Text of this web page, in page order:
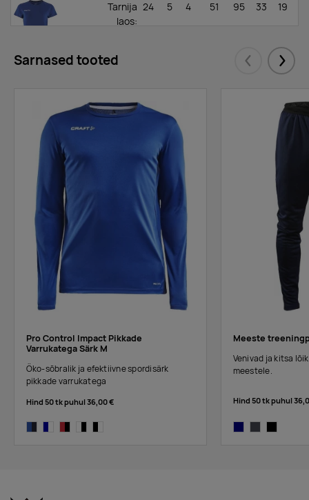
cobalt
Tarnija
laos:
24 5 4 51 95 33 19
Sarnased tooted Eelmised
Pro Control Impact Pikkade
Varrukatega Särk M
Öko-sõbralik ja efektiivne spordisärk
pikkade varrukatega
Hind 50 tk puhul36,00 €
Meeste
Venivad ja kitsa
meestele.
Hind 50 tk puhul